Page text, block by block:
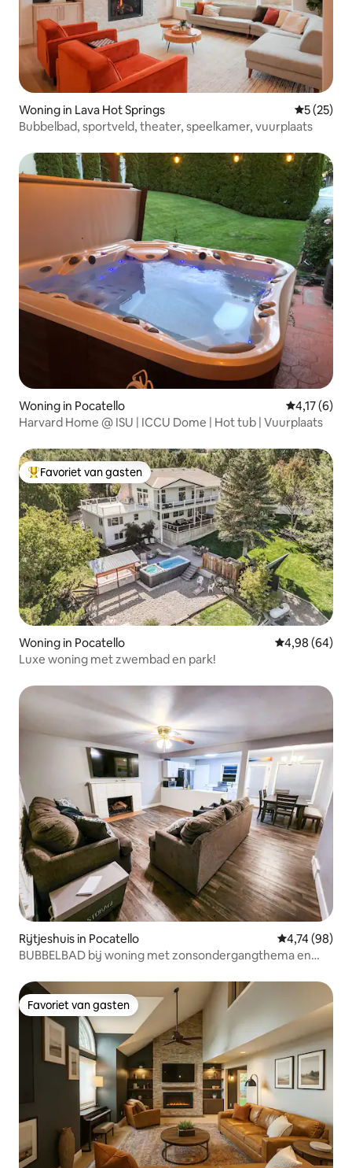
Woning in Lava Hot Springs
5 (25)
Bubbelbad, sportveld, theater, speelkamer, vuurplaats
Woning in Pocatello
4,17 (6)
Harvard Home @ ISU | ICCU Dome | Hot tub | Vuurplaats
Topfavoriet van gasten
Favoriet van gasten
Woning in Pocatello Gemiddelde
4,98 (64)
Luxe woning met zwembad en park!
Rijtjeshuis in Pocatello Gemiddelde
4,74 (98)
BUBBELBAD bij woning met zonsondergangthema en
Favoriet van gasten
Favoriet van gasten